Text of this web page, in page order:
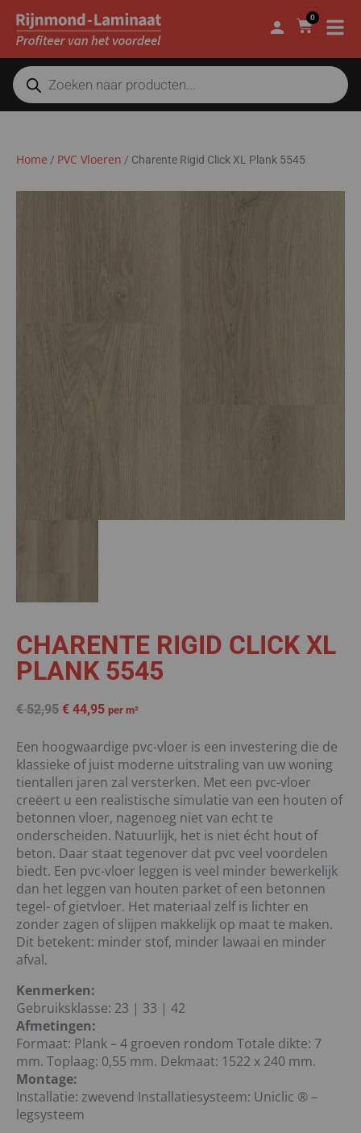
0
Home / PVC Vloeren / Charente Rigid Click XL Plank 5545
CHARENTE RIGID CLICK XL
PLANK 5545
€52,95 € 44,95 per m²
Een hoogwaardige pvc-vloer is een investering die de
klassieke of juist moderne uitstraling van uw woning
tientallen jaren zal versterken. Met een pvc-vloer
creëert u een realistische simulatie van een houten of
betonnen vloer, nagenoeg niet van echt te
onderscheiden. Natuurlijk, het is niet écht hout of
beton. Daar staat tegenover dat pvc veel voordelen
biedt. Een pvc-vloer leggen is veel minder bewerkelijk
dan het leggen van houten parket of een betonnen
tegel- of gietvloer. Het materiaal zelf is lichter en
zonder zagen of slijpen makkelijk op maat te maken.
Dit betekent: minder stof, minder lawaai en minder
afval.
Kenmerken:
Gebruiksklasse: 23 | 33 | 42
Afmetingen:
Formaat: Plank – 4 groeven rondom Totale dikte: 7
mm. Toplaag: 0,55 mm. Dekmaat: 1522 x 240 mm.
Montage:
Installatie: zwevend Installatiesysteem: Uniclic ® –
legsysteem